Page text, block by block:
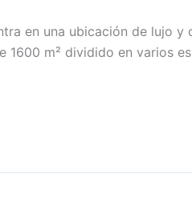
en una ubicación de lujo y
1600 m² dividido en varios